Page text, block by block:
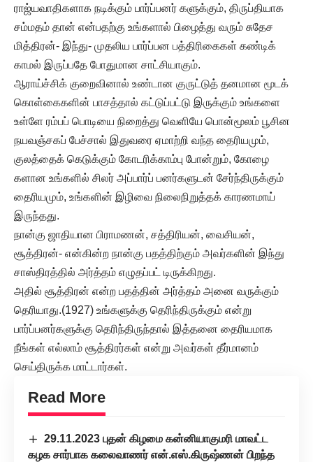
ராஜ்யவாதிகளாக நடிக்கும் பார்ப்பனர் களுக்கும், திருப்தியாக
சம்மதம் தான் என்பதற்கு உங்களால் பிழைத்து வரும் சுதேச
மித்திரன்- இந்து- முதலிய பார்ப்பன பத்திரிகைகள் கண்டிக்
காமல் இருப்பதே போதுமான சாட்சியாகும்.
ஆராய்ச்சிக் குறைவினால் உண்டான குருட்டுத் தனமான மூடக்
கொள்கைகளின் பாசத்தால் கட்டுப்பட்டு இருக்கும் உங்களை
உள்ளே ரம்பப் பொடியை நிறைத்து வெளியே பொன்மூலம் பூசின
நயவஞ்சகப் பேச்சால் இதுவரை ஏமாற்றி வந்த தைரியமும்,
குலத்தைக் கெடுக்கும் கோடரிக்காம்பு போன்றும், கோழை
களான உங்களில் சிலர் அப்பார்ப் பனர்களுடன் சேர்ந்திருக்கும்
தைரியமும், உங்களின் இழிவை நிலைநிறுத்தக் காரணமாய்
இருந்தது.
நான்கு ஜாதியான பிராமணன், சத்திரியன், வைசியன்,
சூத்திரன்- என்கின்ற நான்கு பதத்திற்கும் அவர்களின் இந்து
சாஸ்திரத்தில் அர்த்தம் எழுதப்பட் டிருக்கிறது.
அதில் சூத்திரன் என்ற பதத்தின் அர்த்தம் அனை வருக்கும்
தெரியாது.(1927) உங்களுக்கு தெரிந்திருக்கும் என்று
பார்ப்பனர்களுக்கு தெரிந்திருந்தால் இத்தனை தைரியமாக
நீங்கள் எல்லாம் சூத்திரர்கள் என்று அவர்கள் தீர்மானம்
செய்திருக்க மாட்டார்கள்.
Read More
29.11.2023 புதன் கிழமை கன்னியாகுமரி மாவட்ட
கழக சார்பாக கலைவாணர் என்.எஸ்.கிருஷ்ணன் பிறந்த